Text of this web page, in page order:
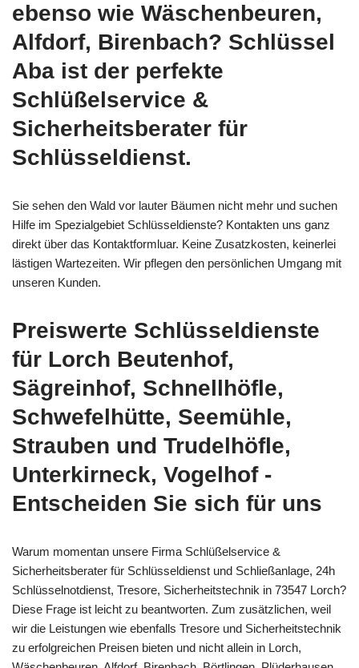
ebenso wie Wäschenbeuren,
Alfdorf, Birenbach? Schlüssel
Aba ist der perfekte
Schlüßelservice &
Sicherheitsberater für
Schlüsseldienst.
Sie sehen den Wald vor lauter Bäumen nicht mehr und suchen
Hilfe im Spezialgebiet Schlüsseldienste? Kontakten uns ganz
direkt über das Kontaktformluar. Keine Zusatzkosten, keinerlei
lästigen Wartezeiten. Wir pflegen den persönlichen Umgang mit
unseren Kunden.
Preiswerte Schlüsseldienste
für Lorch Beutenhof,
Sägreinhof, Schnellhöfle,
Schwefelhütte, Seemühle,
Strauben und Trudelhöfle,
Unterkirneck, Vogelhof -
Entscheiden Sie sich für uns
Warum momentan unsere Firma Schlüßelservice &
Sicherheitsberater für Schlüsseldienst und Schließanlage, 24h
Schlüsselnotdienst, Tresore, Sicherheitstechnik in 73547 Lorch?
Diese Frage ist leicht zu beantworten. Zum zusätzlichen, weil
wir die Leistungen wie ebenfalls Tresore und Sicherheitstechnik
zu erfolgreichen Preisen bieten und nicht allein in Lorch,